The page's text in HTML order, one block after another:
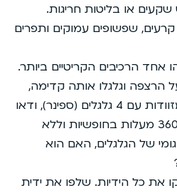
או בליטות חריגות.
שפשופים עמוקים ותפרים
אחד הרכיבים הקריטיים ביותר.
הרצפה וגלגלו אותה קדימה,
אחורה ולצדדים. במזוודות עם 4 גלגלים (ספינר), ודאו
שכל גלגל מסתובב 360 מעלות בחופשיות וללא
של הגלגלים, האם הוא
את כל הידיות. שלפו את ידית